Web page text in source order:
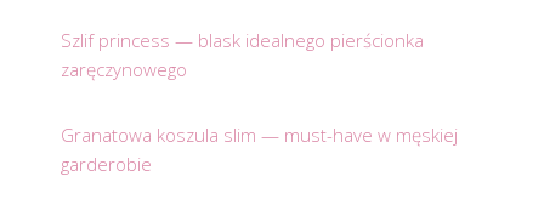
Szlif princess — blask idealnego pierścionka
zaręczynowego
Granatowa koszula slim — must-have w męskiej
garderobie